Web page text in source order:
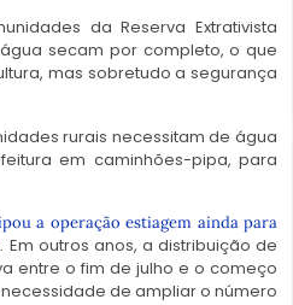
da Reserva Extrativista
secam por completo, o que
mas sobretudo a segurança
rurais necessitam de água
em caminhões-pipa, para
a operação estiagem ainda para
. Em outros anos, a distribuição de
entre o fim de julho e o começo
de ampliar o número